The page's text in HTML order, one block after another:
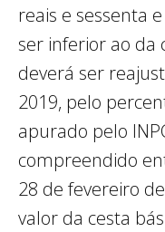
reais e sessenta
ser inferior ao da
deverá ser
2019, pelo
apurado pelo
compreendido
28 de fevereiro
valor da cesta